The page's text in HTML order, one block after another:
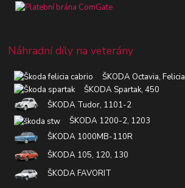
Náhradní díly na veterány
ŠKODA Octavia, Felicia
ŠKODA Spartak, 450
ŠKODA Tudor, 1101-2
ŠKODA 1200-2, 1203
ŠKODA 1000MB-110R
ŠKODA 105, 120, 130
ŠKODA FAVORIT